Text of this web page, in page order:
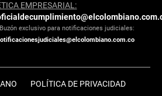
EMPRESARIAL:
exclusivo para notificaciones judiciales:
POLÍTICA DE PRIVACIDAD